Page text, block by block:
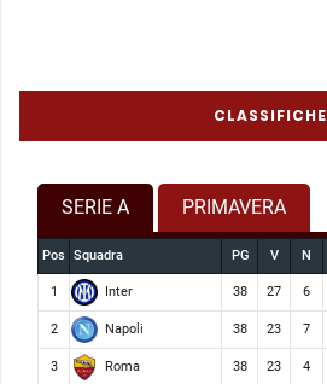
CLASSIFICHE
SERIE A PRIMAVERA
Pos Squadra PG V N
1 Inter 38 27 6
2 Napoli 38 23 7
3 Roma 38 23 4